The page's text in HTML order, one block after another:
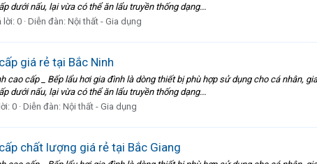
dưới nấu, lại vừa có thể ăn lẩu truyền thống dạng...
lời: 0 Diễn đàn: Nội thất - Gia dụng
giá rẻ tại Bắc Ninh
cao cấp _ Bếp lẩu hơi gia đình là dòng thiết bị phù hợp sử dụng cho cá nhân,
dưới nấu, lại vừa có thể ăn lẩu truyền thống dạng...
0 Diễn đàn: Nội thất - Gia dụng
chất lượng giá rẻ tại Bắc Giang